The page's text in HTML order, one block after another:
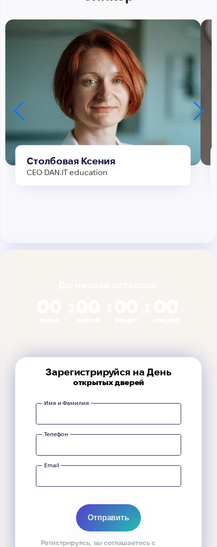
Столбовая Ксения
CEO DAN.IT education
Зарегистрируйся на День
открытых дверей
Имя и Фамилия
Телефон
Email
Регистрируясь, вы соглашаетесь с